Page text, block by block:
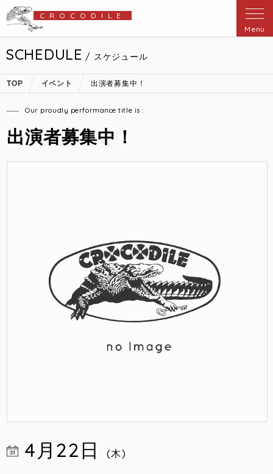
CROCODILE
Menu
SCHEDULE / スケジュール
TOP イベント 出演者募集中！
Our proudly performance title is :
出演者募集中！
4月22日 (木)